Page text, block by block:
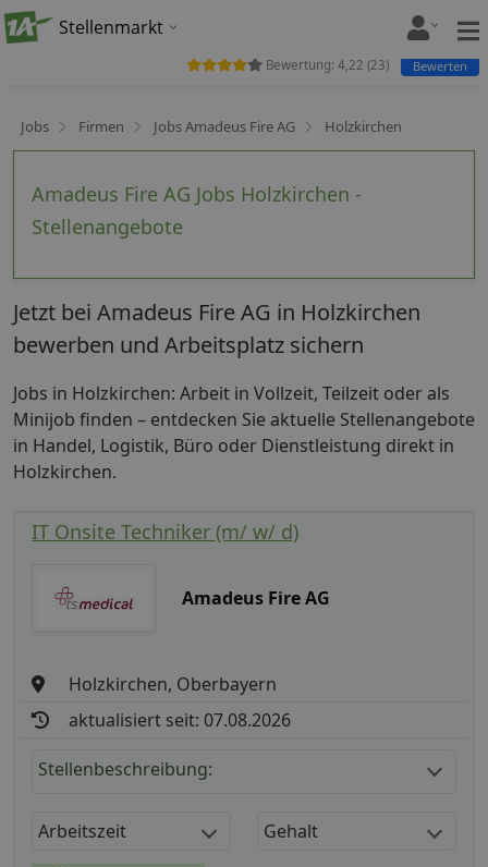
Stellenmarkt
Jobs Firmen Jobs Amadeus Fire AG Holzkirchen
Amadeus Fire AG Jobs Holzkirchen -
Stellenangebote
Bewertung: 4,22 (23) Bewerten
Jetzt bei Amadeus Fire AG in Holzkirchen
bewerben und Arbeitsplatz sichern
Jobs in Holzkirchen: Arbeit in Vollzeit, Teilzeit oder als
Minijob finden – entdecken Sie aktuelle Stellenangebote
in Handel, Logistik, Büro oder Dienstleistung direkt in
Holzkirchen.
IT Onsite Techniker (m/ w/ d)
Amadeus Fire AG
Holzkirchen, Oberbayern
aktualisiert seit: 07.08.2026
Stellenbeschreibung:
Arbeitszeit Gehalt